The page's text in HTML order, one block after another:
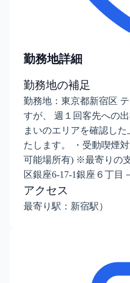
勤務地詳細
勤務地の補足
勤務地：東京都新宿区
すが、 週１回客先への
まいのエリアを確認し
たします。 ・受動喫煙
可能場所有) ※最寄りの
区銀座6-17-1銀座６丁目
アクセス
最寄り駅：新宿駅）